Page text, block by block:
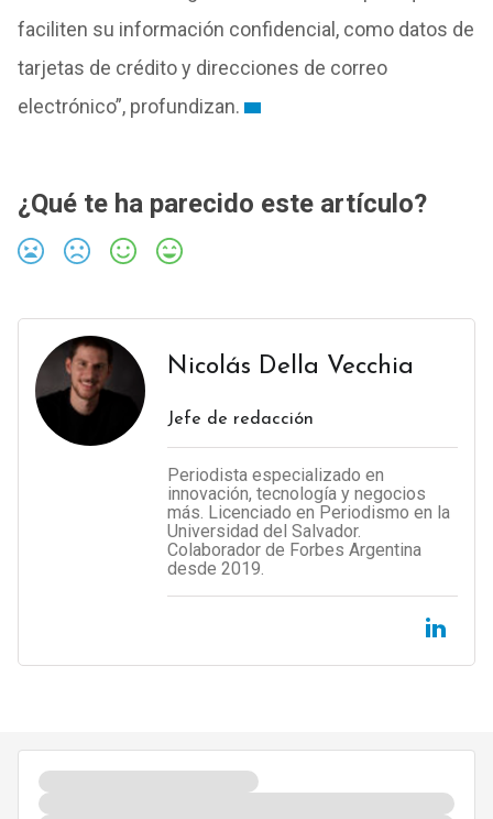
faciliten su información confidencial, como datos de
tarjetas de crédito y direcciones de correo
electrónico”, profundizan.
¿Qué te ha parecido este artículo?
Nicolás Della Vecchia
Jefe de redacción
Periodista especializado en
innovación, tecnología y negocios
más. Licenciado en Periodismo en la
Universidad del Salvador.
Colaborador de Forbes Argentina
desde 2019.